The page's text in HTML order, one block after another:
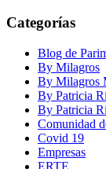
Categorías
Blog de
By Milagros
By Milagros
By Patricia
By Patricia
Comunidad
Covid 19
Empresas